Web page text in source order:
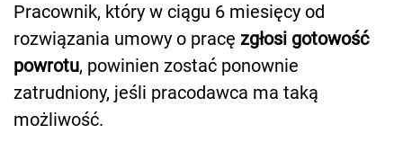
Pracownik, który w ciągu 6 miesięcy od
rozwiązania umowy o pracę zgłosi gotowość
powrotu, powinien zostać ponownie
zatrudniony, jeśli pracodawca ma taką
możliwość.